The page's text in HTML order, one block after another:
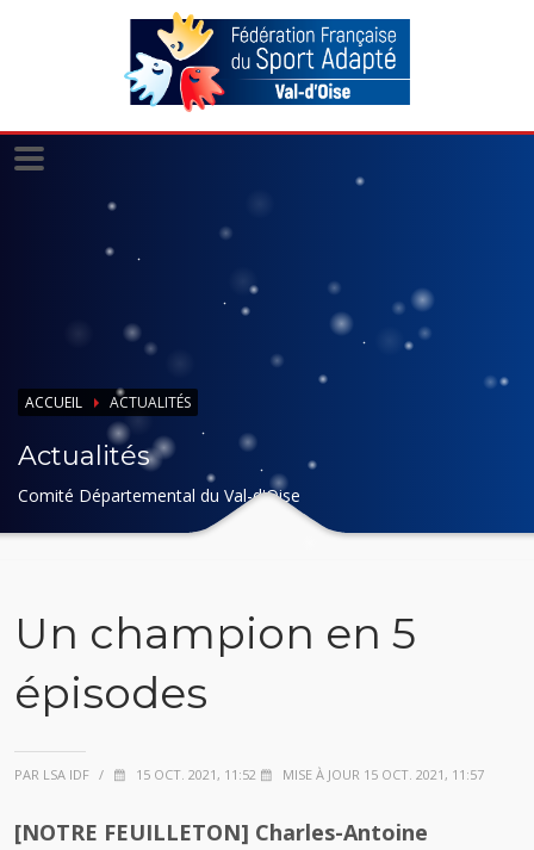
ACCUEIL ACTUALITÉS
Actualités
Comité Départemental du Val-d'Oise
Un champion en 5
épisodes
PAR LSA IDF / 15 OCT. 2021, 11:52 MISE À JOUR 15 OCT. 2021, 11:57
[NOTRE FEUILLETON] Charles-Antoine
Panneau de gestion des cookies